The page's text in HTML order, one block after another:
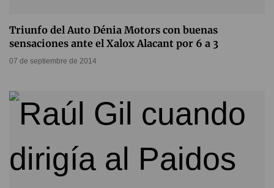
Triunfo del Auto Dénia Motors con buenas
sensaciones ante el Xalox Alacant por 6 a 3
07 de septiembre de 2014